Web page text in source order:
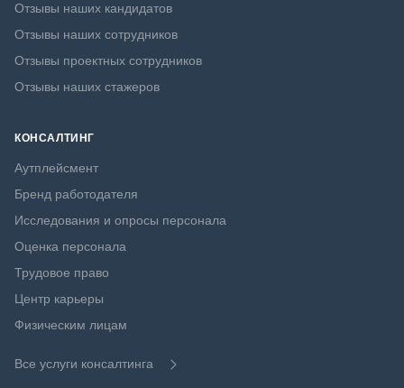
Отзывы наших кандидатов
Отзывы наших сотрудников
Отзывы проектных сотрудников
Отзывы наших стажеров
КОНСАЛТИНГ
Аутплейсмент
Бренд работодателя
Исследования и опросы персонала
Оценка персонала
Трудовое право
Центр карьеры
Физическим лицам
Все услуги консалтинга